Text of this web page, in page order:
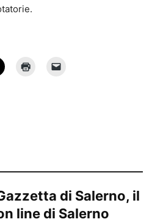
di Salerno, il
line di Salerno